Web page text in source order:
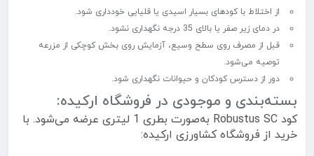
از اختلاط با کودهای بسیار اسیدی یا قلیایی خودداری شود.
در دمای زیر صفر یا بالای 35 درجه نگهداری نشود.
قبل از مصرف روی سطح وسیع، آزمایش روی بخش کوچکی از مزرعه
توصیه می‌شود.
دور از دسترس کودکان و حیوانات نگهداری شود.
بسته‌بندی و موجودی در فروشگاه ارکیده:
کود Robustus SC به‌صورت بطری 1 لیتری عرضه می‌شود. با
خرید از فروشگاه کشاورزی ارکیده: